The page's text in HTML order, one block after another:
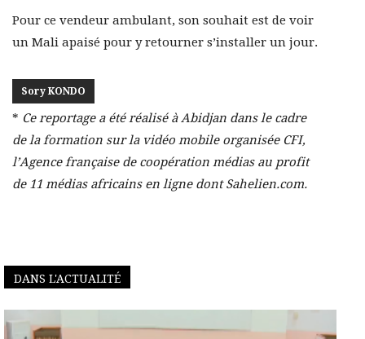
Pour ce vendeur ambulant, son souhait est de voir
un Mali apaisé pour y retourner s’installer un jour.
Sory KONDO
* Ce reportage a été réalisé à Abidjan dans le cadre
de la formation sur la vidéo mobile organisée CFI,
l’Agence française de coopération médias au profit
de 11 médias africains en ligne dont Sahelien.com.
DANS L'ACTUALITÉ